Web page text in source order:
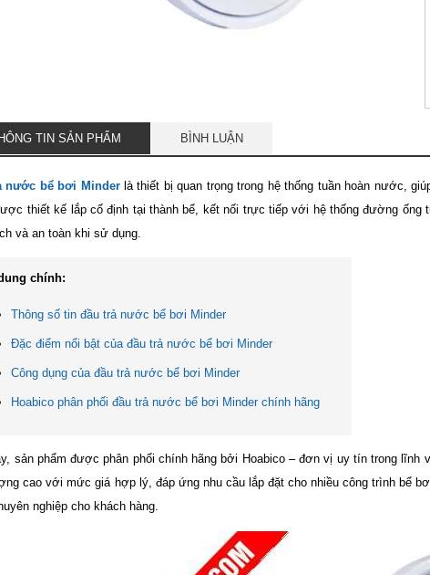
TIN SẢN PHẨM BÌNH LUẬN
nước bể bơi Minderlà thiết bị quan trọng trong hệ thống tuần hoàn nước,
thiết kế lắp cố định tại thành bể, kết nối trực tiếp với hệ thống đường
và an toàn khi sử dụng.
chính:
Thông số tin đầu trả nước bể bơi Minder
Đặc điểm nổi bật của đầu trả nước bể bơi Minder
Công dụng của đầu trả nước bể bơi Minder
Hoabico phân phối đầu trả nước bể bơi Minder chính hãng
sản phẩm được phân phối chính hãng bởi Hoabico – đơn vị uy tín trong
cao với mức giá hợp lý, đáp ứng nhu cầu lắp đặt cho nhiều công trình bể
nghiệp cho khách hàng.